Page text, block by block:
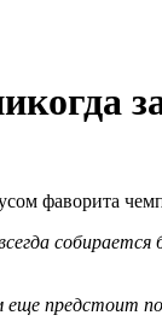
фаворита
предстоит